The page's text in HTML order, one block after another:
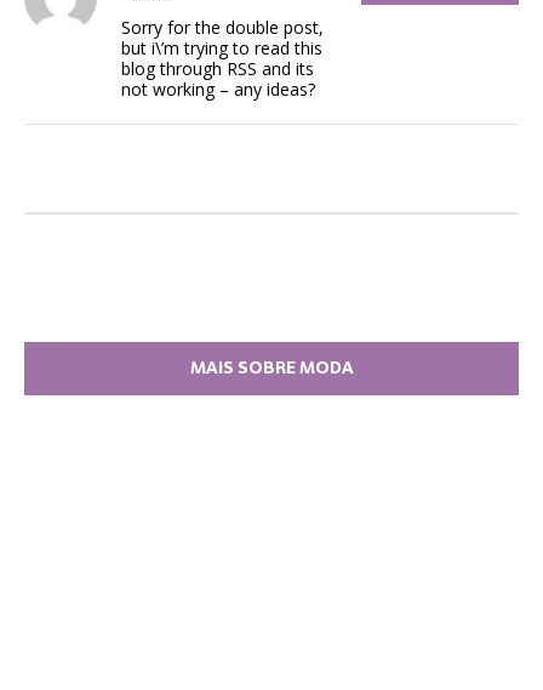
Sorry for the double post,
but i\’m trying to read this
blog through RSS and its
not working – any ideas?
MAIS SOBRE MODA